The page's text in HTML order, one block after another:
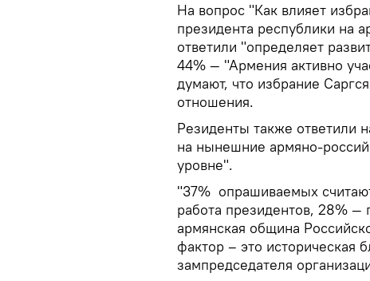
На вопрос "Как влияет
президента республики на
ответили "определяет
44% — "Армения активно
думают, что избрание
отношения.
Резиденты также ответили
на нынешние армяно-
уровне".
"37% опрашиваемых
работа президентов, 28%
армянская община
фактор – это историческая
зампредседателя